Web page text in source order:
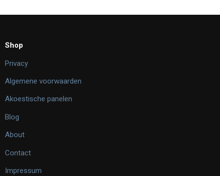
Shop
Privacy
Algemene voorwaarden
Akoestische panelen
Blog
About
Contact
Impressum